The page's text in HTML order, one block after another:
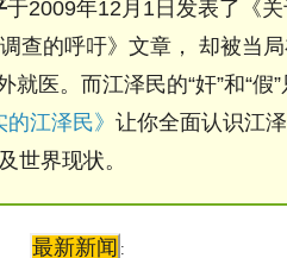
于2009年12月1日发表了《关
查的呼吁》文章， 却被当
医。而江泽民的“奸”和“假
的江泽民》 让你全面认识江
及世界现状。
最新新闻 :